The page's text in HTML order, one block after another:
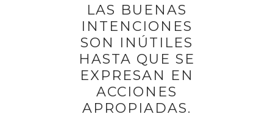
LAS BUENAS
INTENCIONES
SON INÚTILES
HASTA QUE SE
EXPRESAN EN
ACCIONES
APROPIADAS.